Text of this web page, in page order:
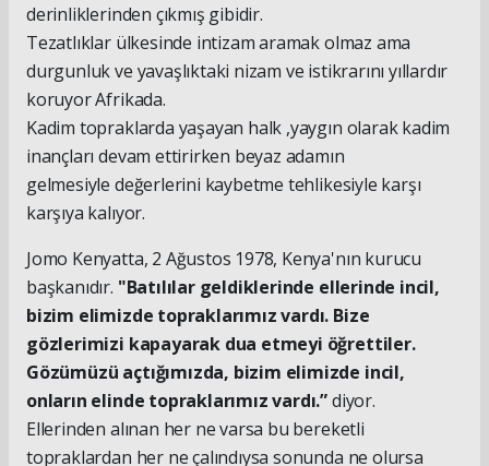
derinliklerinden çıkmış gibidir.
Tezatlıklar ülkesinde intizam aramak olmaz ama
durgunluk ve yavaşlıktaki nizam ve istikrarını yıllardır
koruyor Afrikada.
Kadim topraklarda yaşayan halk ,yaygın olarak kadim
inançları devam ettirirken beyaz adamın
gelmesiyle değerlerini kaybetme tehlikesiyle karşı
karşıya kalıyor.
Jomo Kenyatta, 2 Ağustos 1978, Kenya'nın kurucu
başkanıdır. "Batılılar geldiklerinde ellerinde incil,
bizim elimizde topraklarımız vardı. Bize
gözlerimizi kapayarak dua etmeyi öğrettiler.
Gözümüzü açtığımızda, bizim elimizde incil,
onların elinde topraklarımız vardı.”diyor.
Ellerinden alınan her ne varsa bu bereketli
topraklardan her ne çalındıysa sonunda ne olursa